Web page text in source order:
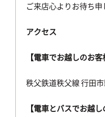
ご来店心よりお待ち申
アクセス
【電車でお越しのお客
秩父鉄道秩父線 行田
【電車とバスでお越し